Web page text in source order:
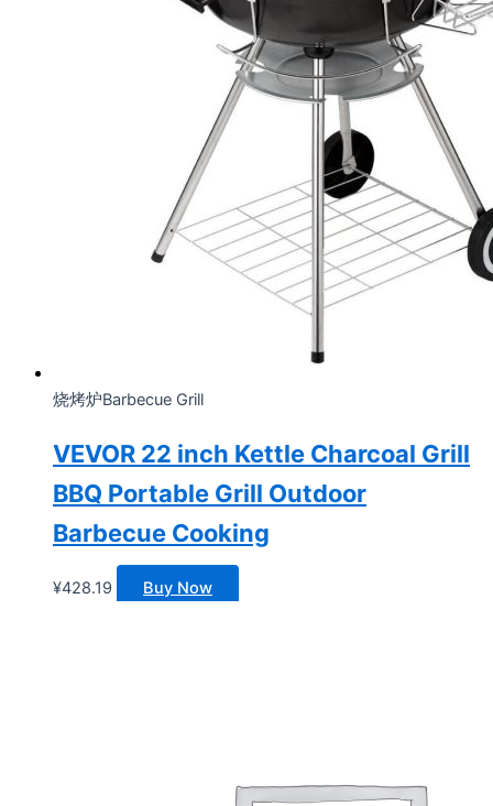
烧烤炉Barbecue Grill
VEVOR 22 inch Kettle Charcoal Grill
BBQ Portable Grill Outdoor
Barbecue Cooking
¥428.19 Buy Now